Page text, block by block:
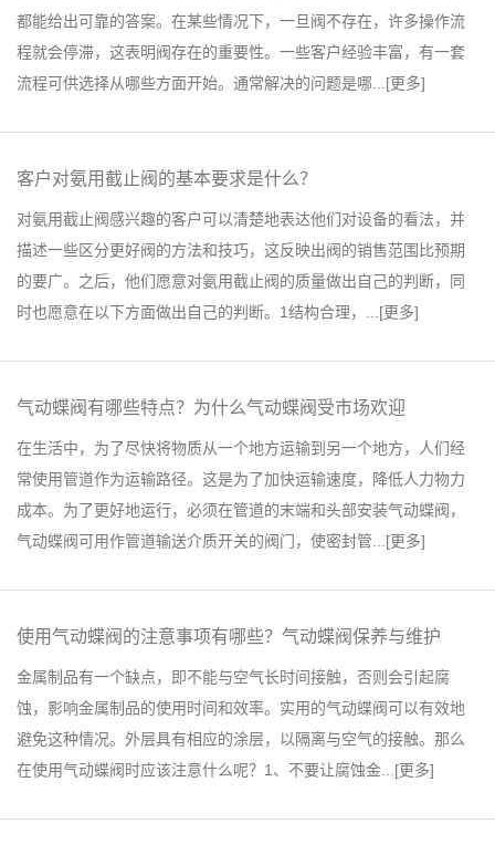
都能给出可靠的答案。在某些情况下，一旦阀不存在，许多操作流
程就会停滞，这表明阀存在的重要性。一些客户经验丰富，有一套
流程可供选择从哪些方面开始。通常解决的问题是哪...[更多]
客户对氨用截止阀的基本要求是什么？
对氨用截止阀感兴趣的客户可以清楚地表达他们对设备的看法，并
描述一些区分更好阀的方法和技巧，这反映出阀的销售范围比预期
的要广。之后，他们愿意对氨用截止阀的质量做出自己的判断，同
时也愿意在以下方面做出自己的判断。1结构合理，...[更多]
气动蝶阀有哪些特点？为什么气动蝶阀受市场欢迎
在生活中，为了尽快将物质从一个地方运输到另一个地方，人们经
常使用管道作为运输路径。这是为了加快运输速度，降低人力物力
成本。为了更好地运行，必须在管道的末端和头部安装气动蝶阀，
气动蝶阀可用作管道输送介质开关的阀门，使密封管...[更多]
使用气动蝶阀的注意事项有哪些？气动蝶阀保养与维护
金属制品有一个缺点，即不能与空气长时间接触，否则会引起腐
蚀，影响金属制品的使用时间和效率。实用的气动蝶阀可以有效地
避免这种情况。外层具有相应的涂层，以隔离与空气的接触。那么
在使用气动蝶阀时应该注意什么呢？1、不要让腐蚀金...[更多]